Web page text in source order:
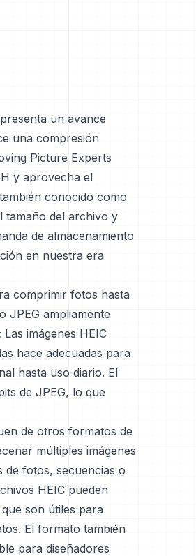
un avance
una compresión
Picture Experts
y aprovecha el
conocido como
tamaño del archivo y
de almacenamiento
en nuestra era
comprimir fotos hasta
JPEG ampliamente
imágenes HEIC
hace adecuadas para
hasta uso diario. El
de JPEG, lo que
de otros formatos de
múltiples imágenes
fotos, secuencias o
HEIC pueden
son útiles para
El formato también
para diseñadores